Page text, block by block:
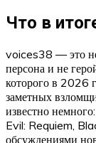
Что в
voices38 — это
персона и не
которого в 2026
заметных
известно
Evil: Requiem,
обсуждениями